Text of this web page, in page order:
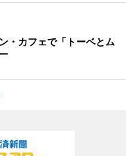
・カフェで「トーベとム